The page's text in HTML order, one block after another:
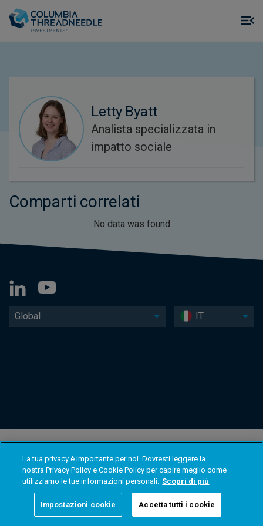
Letty Byatt
Analista specializzata in
impatto sociale
Comparti correlati
No data was found
Global IT
La tua privacy è importante per noi. Dovresti leggere la
nostra Privacy Policy e Cookie Policy per capire meglio come
utilizziamo le tue informazioni personali. Scopri di più
Impostazioni cookie Accetta tutti i cookie